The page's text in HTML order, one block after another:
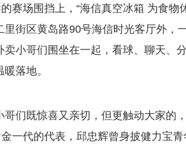
赛场围挡上，“海信真空冰箱 为食物
街区黄岛路90号海信时光客厅外，
小哥们围坐在一起，看球、聊天、
落地。
们既惊喜又亲切，但更触动大家的
一代的代表，邱忠辉曾身披健力宝